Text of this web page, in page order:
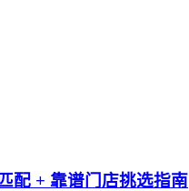
配 + 靠谱门店挑选指南